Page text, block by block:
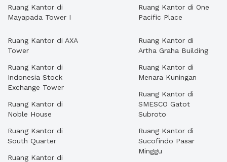
Ruang Kantor di
Mayapada Tower I
Ruang Kantor di One
Pacific Place
Ruang Kantor di AXA
Tower
Ruang Kantor di
Indonesia Stock
Exchange Tower
Ruang Kantor di
Noble House
Ruang Kantor di
South Quarter
Ruang Kantor di
Ruang Kantor di
Artha Graha Building
Ruang Kantor di
Menara Kuningan
Ruang Kantor di
SMESCO Gatot
Subroto
Ruang Kantor di
Sucofindo Pasar
Minggu